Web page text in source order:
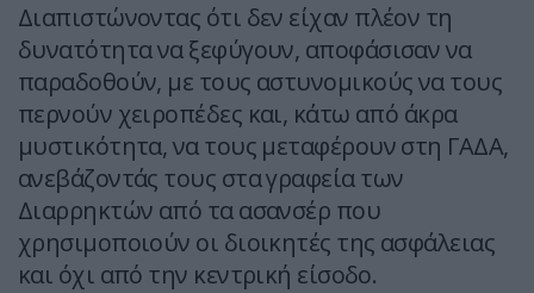
Διαπιστώνοντας ότι δεν είχαν πλέον τη
δυνατότητα να ξεφύγουν, αποφάσισαν να
παραδοθούν, με τους αστυνομικούς να τους
περνούν χειροπέδες και, κάτω από άκρα
μυστικότητα, να τους μεταφέρουν στη ΓΑΔΑ,
ανεβάζοντάς τους στα γραφεία των
Διαρρηκτών από τα ασανσέρ που
χρησιμοποιούν οι διοικητές της ασφάλειας
και όχι από την κεντρική είσοδο.